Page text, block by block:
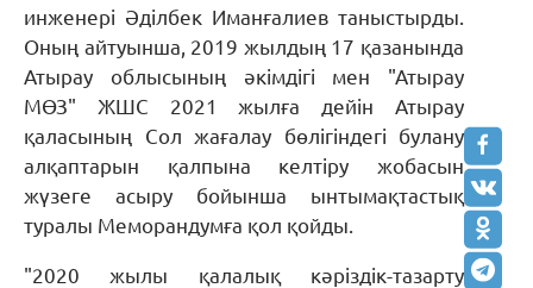
инженері Әділбек Иманғалиев таныстырды.
Оның айтуынша, 2019 жылдың 17 қазанында
Атырау облысының әкімдігі мен "Атырау
МӨЗ" ЖШС 2021 жылға дейін Атырау
қаласының Сол жағалау бөлігіндегі булану
алқаптарын қалпына келтіру жобасын
жүзеге асыру бойынша ынтымақтастық
туралы Меморандумға қол қойды.
"2020 жылы қалалық кәріздік-тазарту